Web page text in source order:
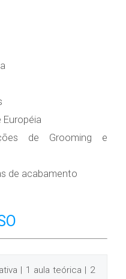
Européia
de Grooming e
de acabamento
| 1 aula teórica | 2